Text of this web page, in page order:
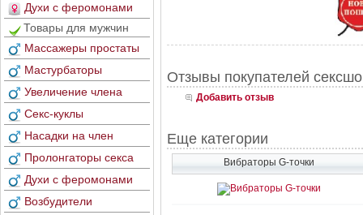
Духи с феромонами
Товары для мужчин
Массажеры простаты
Мастурбаторы
Увеличение члена
Секс-куклы
Насадки на член
Пролонгаторы секса
Духи с феромонами
Возбудители
Отзывы покупателей
Добавить отзыв
Еще категории
Вибраторы G-точки